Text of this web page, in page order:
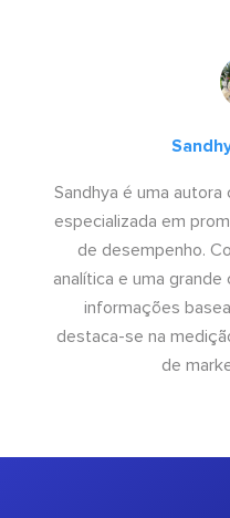
Sandhya é uma autora
especializada em
de desempenho.
analítica e uma
informações
destaca-se na
de